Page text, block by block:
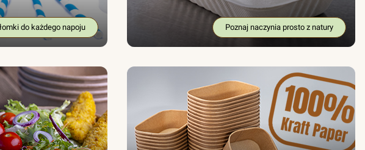
do każdego napoju Poznaj naczynia prosto z natury